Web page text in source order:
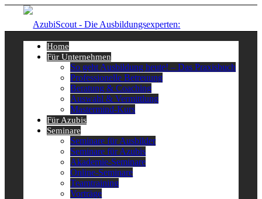
Home
Für Unternehmen
So geht Ausbildung heute! – Das Praxisbuch
Professionelle Betreuung
Beratung & Coaching
Auswahl & Vermittlung
Mastermind-Kurs
Für Azubis
Seminare
Seminare für Ausbilder
Seminare für Azubis
Akademie-Seminare
Online-Seminare
Teamtraining
Vorträge